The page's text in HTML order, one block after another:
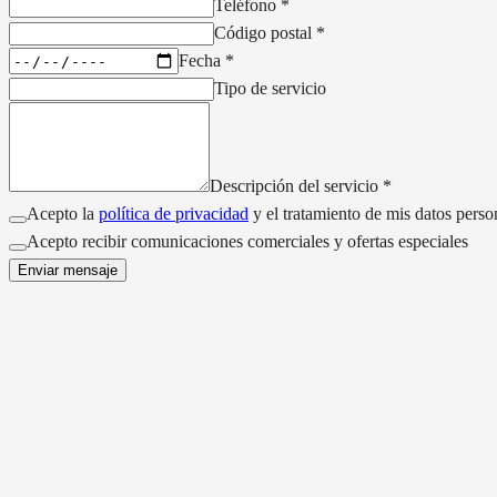
Teléfono *
Código postal *
Fecha *
Tipo de servicio
Descripción del servicio *
Acepto la política de privacidad y el tratamiento de mis datos
Acepto recibir comunicaciones comerciales y ofertas especiales
Enviar mensaje